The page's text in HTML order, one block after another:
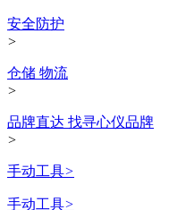
安全防护
>
仓储 物流
>
品牌直达 找寻心仪品牌
>
手动工具>
手动工具>